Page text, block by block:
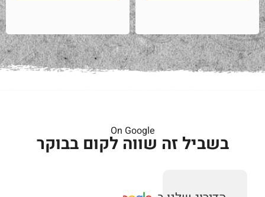
On Google
בשביל זה שווה לקום בבוקר